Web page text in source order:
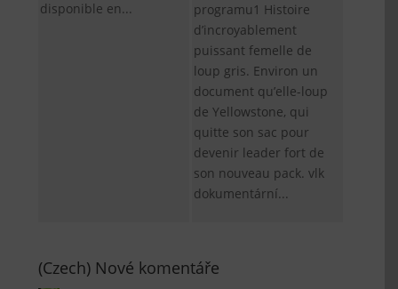
disponible en...
programu1 Histoire
d’incroyablement
puissant femelle de
loup gris. Environ un
document qu’elle-loup
de Yellowstone, qui
quitte son sac pour
devenir leader fort de
son nouveau pack. vlk
dokumentární...
(Czech) Nové komentáře